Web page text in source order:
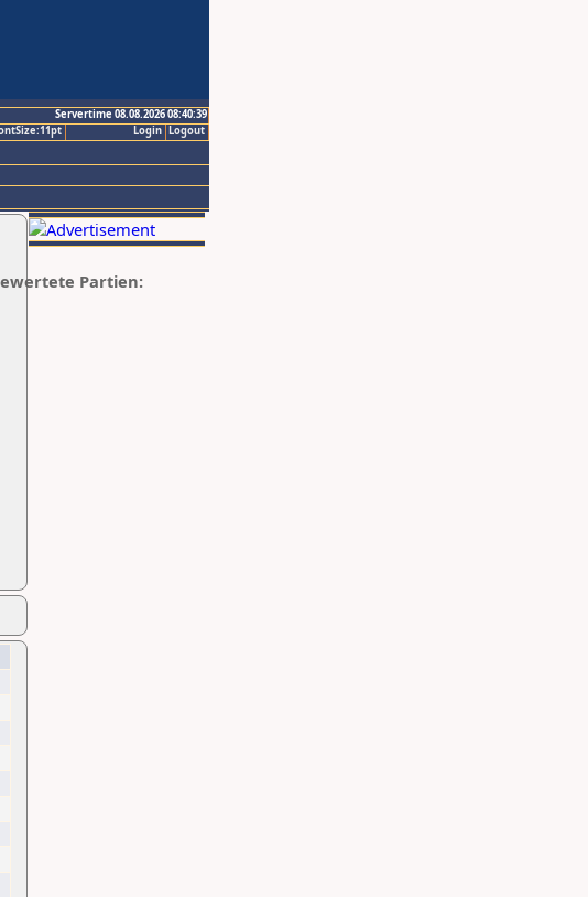
Servertime 08.08.2026 08:40:39
Logout
Login
Partien: